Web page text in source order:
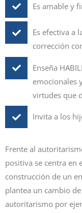
Es amable y
Es efectiva a
corrección
Enseña
emocionales
virtudes que
Invita a los
Frente al
positiva se centra en
construcción de un
plantea un cambio
autoritarismo por